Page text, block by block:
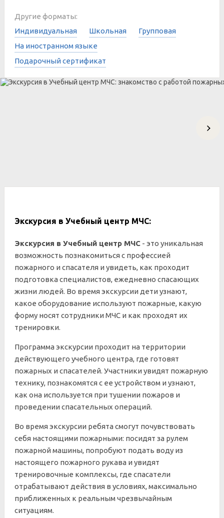
Другие форматы:
Индивидуальная
Школьная
Групповая
На иностранном языке
Подарочный сертификат
Экскурсия в Учебный центр МЧС:
Экскурсия в Учебный центр МЧС - это уникальная
возможность познакомиться с профессией
пожарного и спасателя и увидеть, как проходит
подготовка специалистов, ежедневно спасающих
жизни людей. Во время экскурсии дети узнают,
какое оборудование используют пожарные, какую
форму носят сотрудники МЧС и как проходят их
тренировки.
Программа экскурсии проходит на территории
действующего учебного центра, где готовят
пожарных и спасателей. Участники увидят пожарную
технику, познакомятся с ее устройством и узнают,
как она используется при тушении пожаров и
проведении спасательных операций.
Во время экскурсии ребята смогут почувствовать
себя настоящими пожарными: посидят за рулем
пожарной машины, попробуют подать воду из
настоящего пожарного рукава и увидят
тренировочные комплексы, где спасатели
отрабатывают действия в условиях, максимально
приближенных к реальным чрезвычайным
ситуациям.